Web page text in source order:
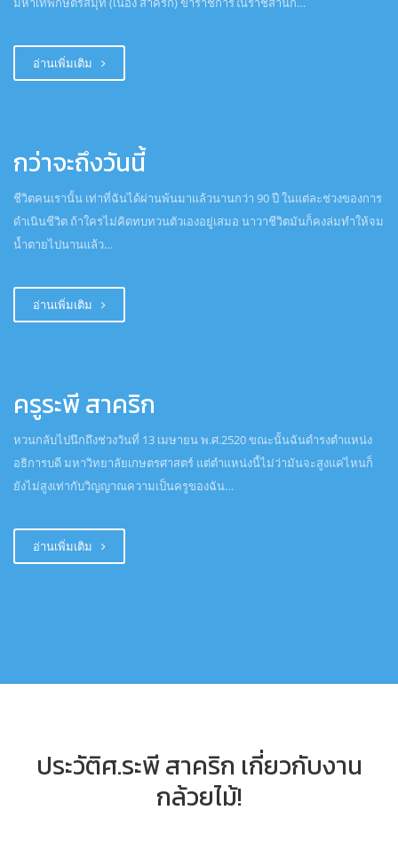
อ่านเพิ่มเติม
กว่าจะถึงวันนี้
ชีวิตคนเรานั้น เท่าที่ฉันได้ผ่านพ้นมาแล้วนานกว่า 90 ปี ในแต่ละช่วงของการ
ดำเนินชีวิต ถ้าใครไม่คิดทบทวนตัวเองอยู่เสมอ นาวาชีวิตมันก็คงล่มทำให้จม
น้ำตายไปนานแล้ว…
อ่านเพิ่มเติม
ครูระพี สาคริก
หวนกลับไปนึกถึงช่วงวันที่ 13 เมษายน พ.ศ.2520 ขณะนั้นฉันดำรงตำแหน่ง
อธิการบดี มหาวิทยาลัยเกษตรศาสตร์ แต่ตำแหน่งนี้ไม่ว่ามันจะสูงแค่ไหนก็
ยังไม่สูงเท่ากับวิญญาณความเป็นครูของฉัน…
อ่านเพิ่มเติม
ประวัติศ.ระพี สาคริก เกี่ยวกับงาน
กล้วยไม้!